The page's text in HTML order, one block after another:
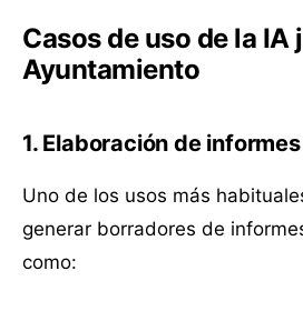
Casos de uso de la
Ayuntamiento
1. Elaboración de
Uno de los usos más
generar borradores de
como: